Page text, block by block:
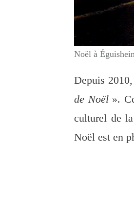
Noël à
Depuis
de Noël».
culturel de
Noël est en